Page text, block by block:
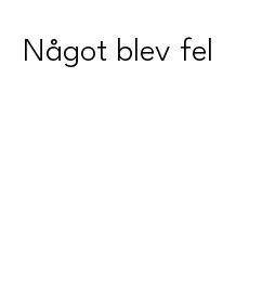
Något blev fel